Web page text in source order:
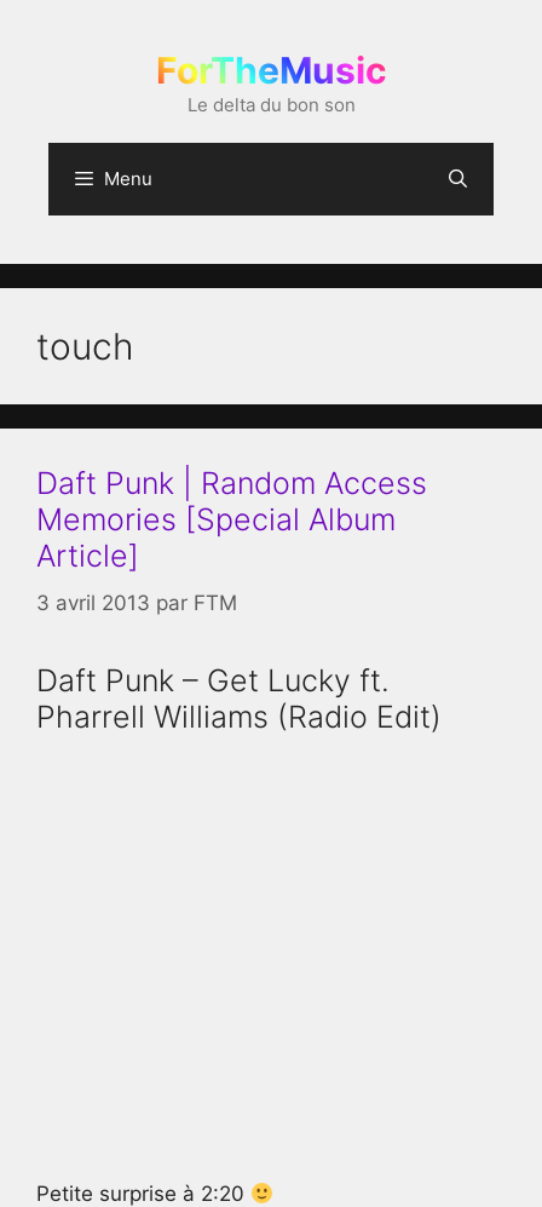
ForTheMusic
Le delta du bon son
Menu
touch
Daft Punk | Random Access
Memories [Special Album
Article]
3 avril 2013 par FTM
Daft Punk – Get Lucky ft.
Pharrell Williams (Radio Edit)
Petite surprise à 2:20